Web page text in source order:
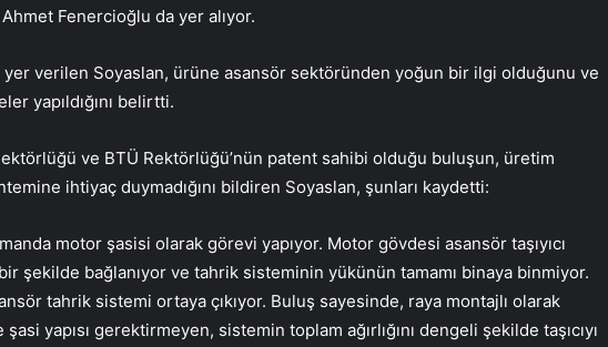
Fenercioğlu da yer alıyor.
yer verilen Soyaslan, ürüne asansör sektöründen yoğun bir ilgi olduğunu ve
yapıldığını belirtti.
ve BTÜ Rektörlüğü’nün patent sahibi olduğu buluşun, üretim
ihtiyaç duymadığını bildiren Soyaslan, şunları kaydetti:
motor şasisi olarak görevi yapıyor. Motor gövdesi asansör taşıyıcı
şekilde bağlanıyor ve tahrik sisteminin yükünün tamamı binaya binmiyor.
tahrik sistemi ortaya çıkıyor. Buluş sayesinde, raya montajlı olarak
yapısı gerektirmeyen, sistemin toplam ağırlığını dengeli şekilde taşıcıyı